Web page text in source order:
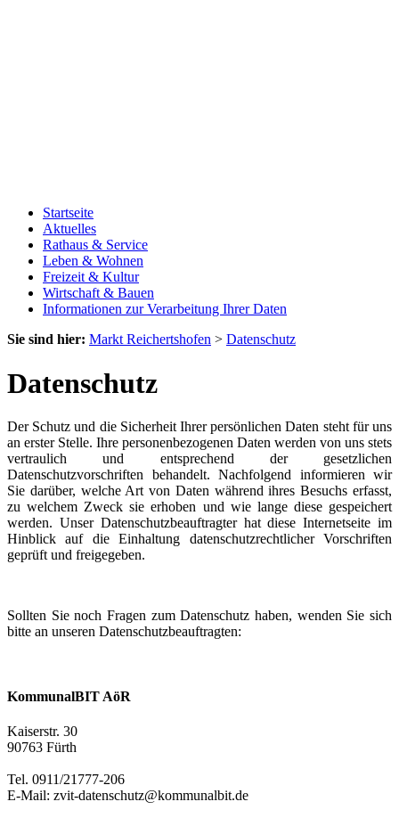
Startseite
Aktuelles
Rathaus & Service
Leben & Wohnen
Freizeit & Kultur
Wirtschaft & Bauen
Informationen zur Verarbeitung Ihrer Daten
Sie sind hier: Markt Reichertshofen > Datenschutz
Datenschutz
Der Schutz und die Sicherheit Ihrer persönlichen Daten steht für uns
an erster Stelle. Ihre personenbezogenen Daten werden von uns stets
vertraulich und entsprechend der gesetzlichen
Datenschutzvorschriften behandelt. Nachfolgend informieren wir
Sie darüber, welche Art von Daten während ihres Besuchs erfasst,
zu welchem Zweck sie erhoben und wie lange diese gespeichert
werden. Unser Datenschutzbeauftragter hat diese Internetseite im
Hinblick auf die Einhaltung datenschutzrechtlicher Vorschriften
geprüft und freigegeben.
Sollten Sie noch Fragen zum Datenschutz haben, wenden Sie sich
bitte an unseren Datenschutzbeauftragten:
KommunalBIT AöR
Kaiserstr. 30
90763 Fürth
Tel. 0911/21777-206
E-Mail: zvit-datenschutz@kommunalbit.de